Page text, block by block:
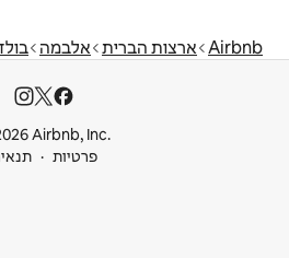
בולדווין Orange Beach